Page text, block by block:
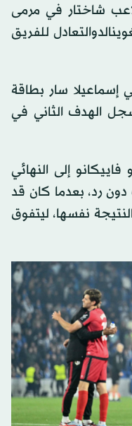
شاختار في مرمى
للفريق
إسماعيلا سار بطاقة
الهدف الثاني في
إلى النهائي
رد، بعدما كان قد
نفسها، ليتفوق